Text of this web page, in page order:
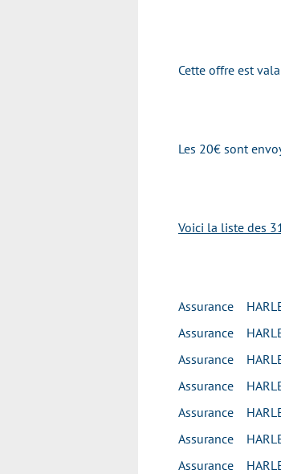
Cette offre est
Les 20€ sont
Voici la liste des
Assurance
Assurance
Assurance
Assurance
Assurance
Assurance
Assurance